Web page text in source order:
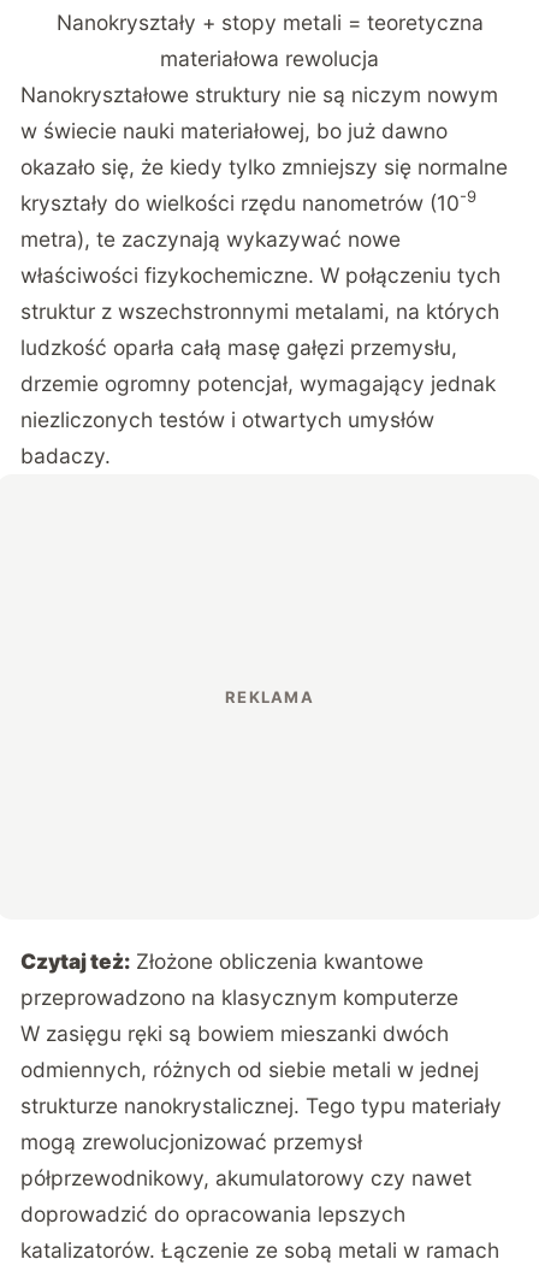
Nanokryształy + stopy metali = teoretyczna
materiałowa rewolucja
Nanokryształowe struktury nie są niczym nowym
w świecie nauki materiałowej, bo już dawno
okazało się, że kiedy tylko zmniejszy się normalne
kryształy do wielkości rzędu nanometrów (10-9
metra), te zaczynają wykazywać nowe
właściwości fizykochemiczne. W połączeniu tych
struktur z wszechstronnymi metalami, na których
ludzkość oparła całą masę gałęzi przemysłu,
drzemie ogromny potencjał, wymagający jednak
niezliczonych testów i otwartych umysłów
badaczy.
Czytaj też: Złożone obliczenia kwantowe
przeprowadzono na klasycznym komputerze
W zasięgu ręki są bowiem mieszanki dwóch
odmiennych, różnych od siebie metali w jednej
strukturze nanokrystalicznej. Tego typu materiały
mogą zrewolucjonizować przemysł
półprzewodnikowy, akumulatorowy czy nawet
doprowadzić do opracowania lepszych
katalizatorów. Łączenie ze sobą metali w ramach